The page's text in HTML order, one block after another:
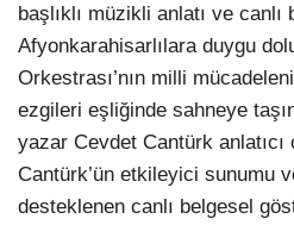
başlıklı müzikli anlatı ve
Afyonkarahisarlılara duygu
Orkestrası’nın milli
ezgileri eşliğinde sahneye
yazar Cevdet Cantürk anlatıcı
Cantürk’ün etkileyici sunumu
desteklenen canlı belgesel